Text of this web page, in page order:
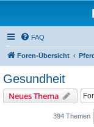
FAQ
Foren-Übersicht
Gesundheit
Neues Thema
394 Themen